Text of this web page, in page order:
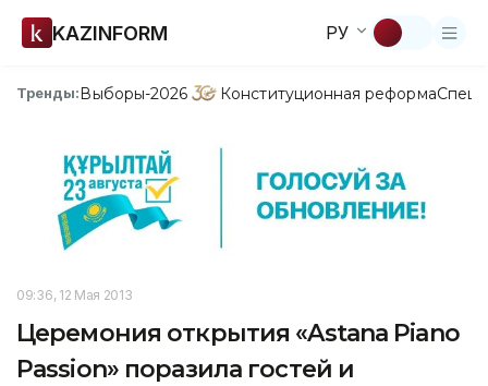
KAZINFORM РУ
Тренды:Выборы-2026 Конституционная реформа
09:36, 12 Мая 2013
Церемония открытия «Astana Piano
Passion» поразила гостей и